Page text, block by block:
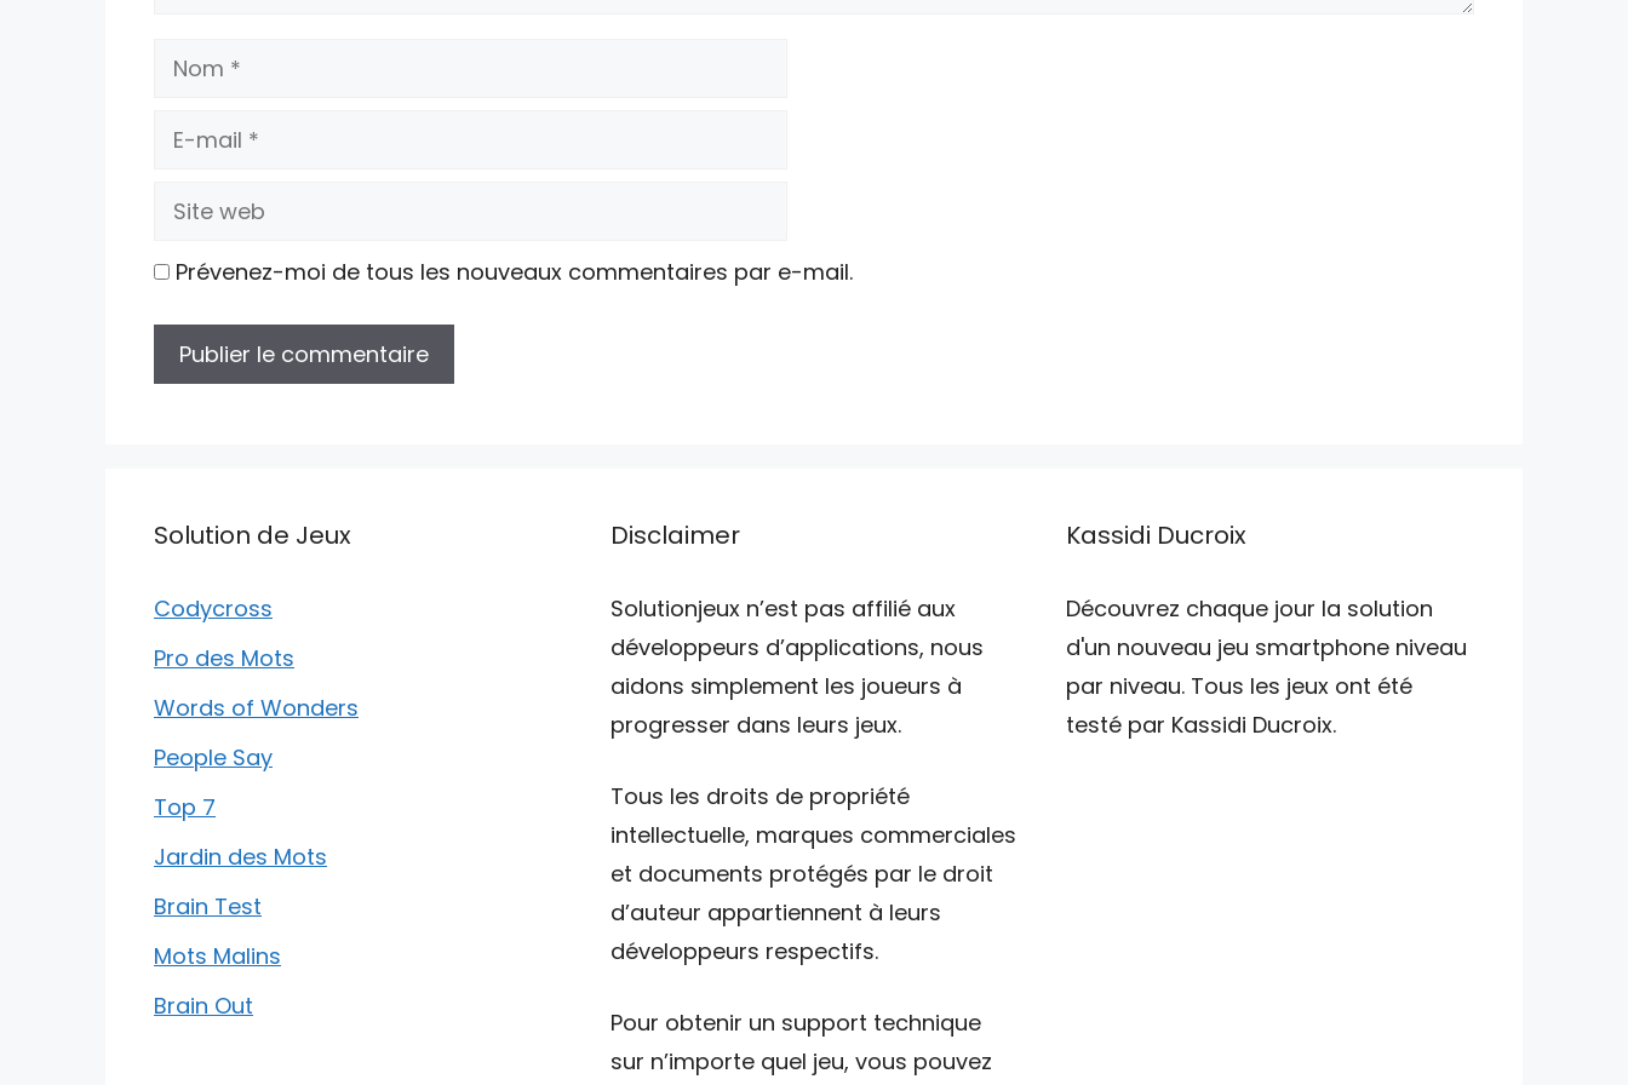
Nom
E-
Site
Prévenez-moi de tous les nouveaux commentaires par e-mail.
Solution de Jeux
Codycross
Pro des Mots
Words of Wonders
People Say
Top 7
Jardin des Mots
Brain Test
Mots Malins
Brain Out
Disclaimer
Solutionjeux n’est pas affilié aux
développeurs d’applications, nous
aidons simplement les joueurs à
progresser dans leurs jeux.
Tous les droits de propriété
intellectuelle, marques commerciales
et documents protégés par le droit
d’auteur appartiennent à leurs
développeurs respectifs.
Pour obtenir un support technique
sur n’importe quel jeu, vous pouvez
Kassidi Ducroix
Découvrez chaque jour la solution
d'un nouveau jeu smartphone niveau
par niveau. Tous les jeux ont été
testé par Kassidi Ducroix.